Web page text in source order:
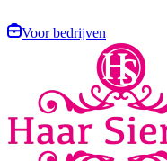
Voor bedrijven